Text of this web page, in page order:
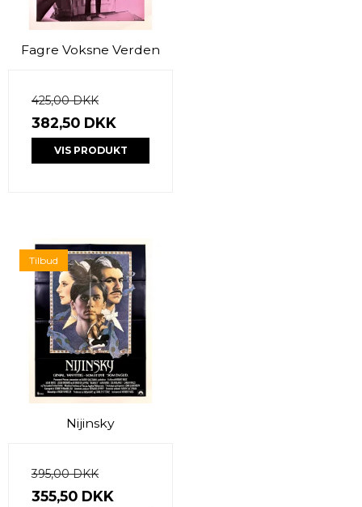
Fagre Voksne Verden
425,00 DKK
382,50 DKK
VIS PRODUKT
Tilbud
Nijinsky
395,00 DKK
355,50 DKK